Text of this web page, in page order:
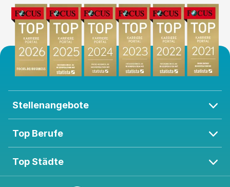
Stellenangebote
Top Berufe
Top Städte